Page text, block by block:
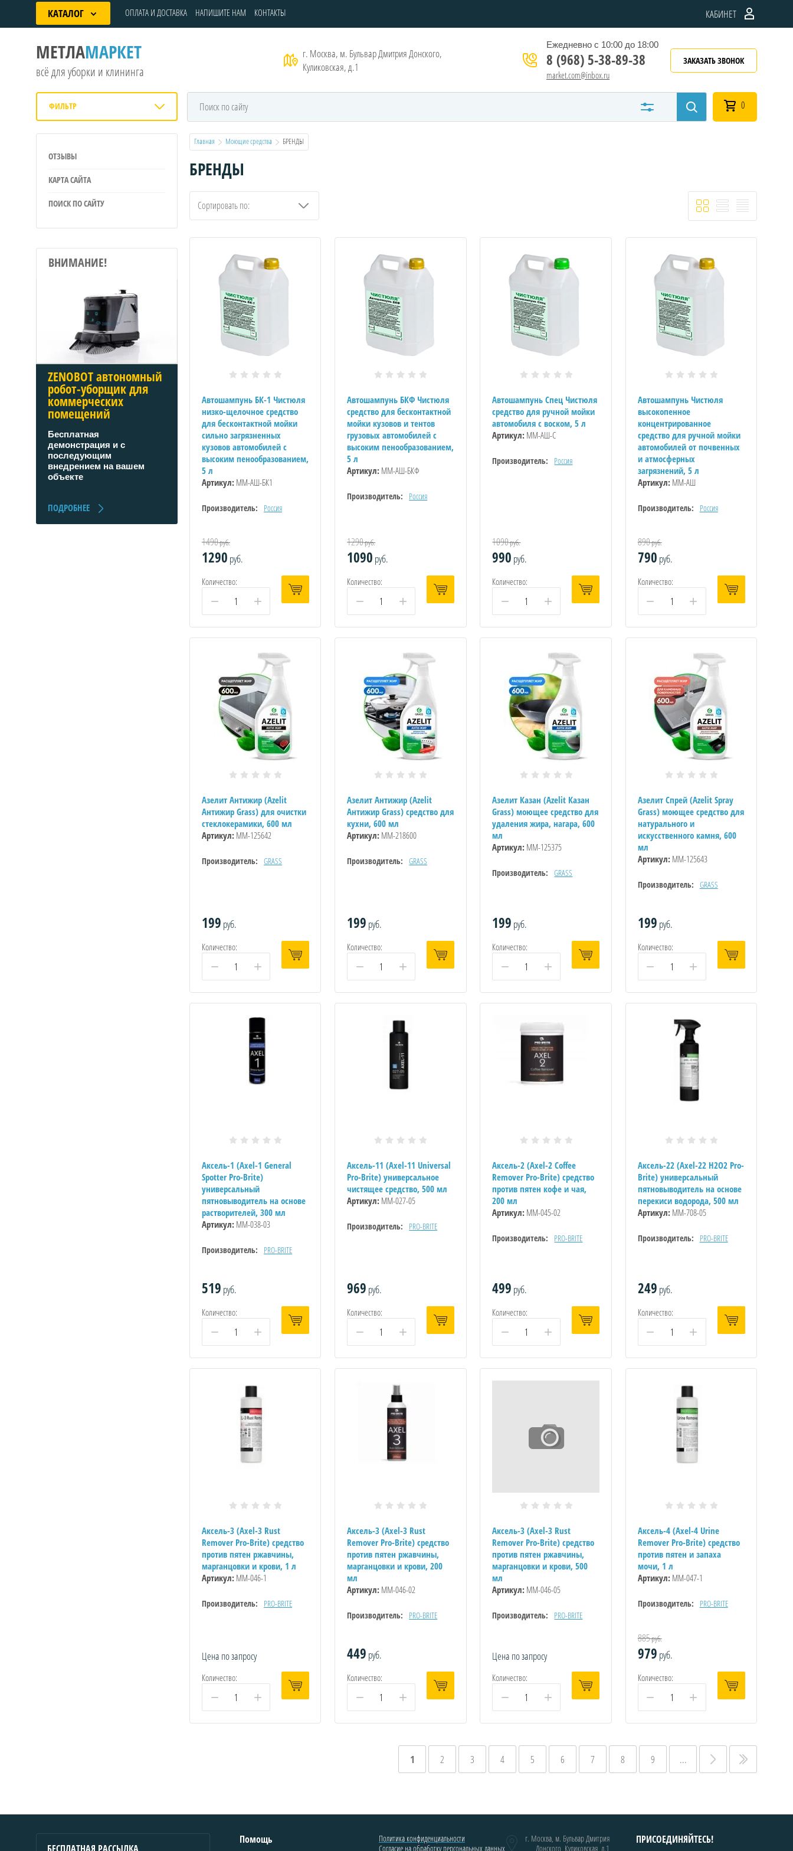
КАТАЛОГ ОПЛАТА И ДОСТАВКА НАПИШИТЕ НАМ КОНТАКТЫ КАБИНЕТ
МЕТЛАМАРКЕТ
всё для уборки и клининга
г. Москва, м. Бульвар Дмитрия Донского,
Куликовская, д.1
Ежедневно с 10:00 до 18:00
8 (968) 5-38-89-38
market.com@inbox.ru
ЗАКАЗАТЬ ЗВОНОК
ФИЛЬТР 0
ОТЗЫВЫ
КАРТА САЙТА
ПОИСК ПО САЙТУ
ВНИМАНИЕ!
ZENOBOT автономный
робот-уборщик для
коммерческих
помещений
Бесплатная
демонстрация и с
последующим
внедрением на вашем
объекте
ПОДРОБНЕЕ
Главная Моющие средства
  БРЕНДЫ
БРЕНДЫ
Сортировать по:
Автошампунь БК-1 Чистюля
низко-щелочное средство
для бесконтактной мойки
сильно загрязненных
кузовов автомобилей с
высоким пенообразованием,
5 л
Артикул: ММ-АШ-БК1
Производитель: Россия
1490руб.
1290 руб.
Количество:
− +
Автошампунь БКФ Чистюля
средство для бесконтактной
мойки кузовов и тентов
грузовых автомобилей с
высоким пенообразованием,
5 л
Артикул: ММ-АШ-БКФ
Производитель: Россия
1290руб.
1090 руб.
Количество:
− +
Автошампунь Спец Чистюля
средство для ручной мойки
автомобиля с воском, 5 л
Артикул: ММ-АШ-С
Производитель: Россия
1090руб.
990 руб.
Количество:
− +
Автошампунь Чистюля
высокопенное
концентрированное
средство для ручной мойки
автомобилей от почвенных
и атмосферных
загрязнений, 5 л
Артикул:ММ-АШ
Производитель: Россия
890руб.
790 руб.
Количество:
− +
Азелит Антижир (Azelit
Антижир Grass) для очистки
стеклокерамики, 600 мл
Артикул: ММ-125642
Производитель: GRASS
199 руб.
Количество:
− +
Азелит Антижир (Azelit
Антижир Grass) средство для
кухни, 600 мл
Артикул: ММ-218600
Производитель: GRASS
199 руб.
Количество:
− +
Азелит Казан (Azelit Казан
Grass) моющее средство для
удаления жира, нагара, 600
мл
Артикул: ММ-125375
Производитель: GRASS
199 руб.
Количество:
− +
Азелит Спрей (Azelit Spray
Grass) моющее средство для
натурального и
искусственного камня, 600
мл
Артикул:ММ-125643
Производитель: GRASS
199 руб.
Количество:
− +
Аксель-1 (Axel-1 General
Spotter Pro-Brite)
универсальный
пятновыводитель на основе
растворителей, 300 мл
Артикул: ММ-038-03
Производитель: PRO-BRITE
519 руб.
Количество:
− +
Аксель-11 (Axel-11 Universal
Pro-Brite) универсальное
чистящее средство, 500 мл
Артикул: ММ-027-05
Производитель: PRO-BRITE
969 руб.
Количество:
− +
Аксель-2 (Axel-2 Coffee
Remover Pro-Brite) средство
против пятен кофе и чая,
200 мл
Артикул: ММ-045-02
Производитель: PRO-BRITE
499 руб.
Количество:
− +
Аксель-22 (Axel-22 H2O2 Pro-
Brite) универсальный
пятновыводитель на основе
перекиси водорода, 500 мл
Артикул:ММ-708-05
Производитель: PRO-BRITE
249 руб.
Количество:
− +
Аксель-3 (Axel-3 Rust
Remover Pro-Brite) средство
против пятен ржавчины,
марганцовки и крови, 1 л
Артикул: ММ-046-1
Производитель: PRO-BRITE
Цена по запросу
Количество:
− +
Аксель-3 (Axel-3 Rust
Remover Pro-Brite) средство
против пятен ржавчины,
марганцовки и крови, 200
мл
Артикул: ММ-046-02
Производитель: PRO-BRITE
449 руб.
Количество:
− +
Аксель-3 (Axel-3 Rust
Remover Pro-Brite) средство
против пятен ржавчины,
марганцовки и крови, 500
мл
Артикул: ММ-046-05
Производитель: PRO-BRITE
Цена по запросу
Количество:
− +
Аксель-4 (Axel-4 Urine
Remover Pro-Brite) средство
против пятен и запаха
мочи, 1 л
Артикул:ММ-047-1
Производитель: PRO-BRITE
885руб.
979 руб.
Количество:
− +
1 2 3 4 5 6 7 8 9 ...
Помощь
Политика конфиденциальности
Согласие на обработку персональных данных
г. Москва, м. Бульвар Дмитрия
Донского, Куликовская, д.1
ПРИСОЕДИНЯЙТЕСЬ!